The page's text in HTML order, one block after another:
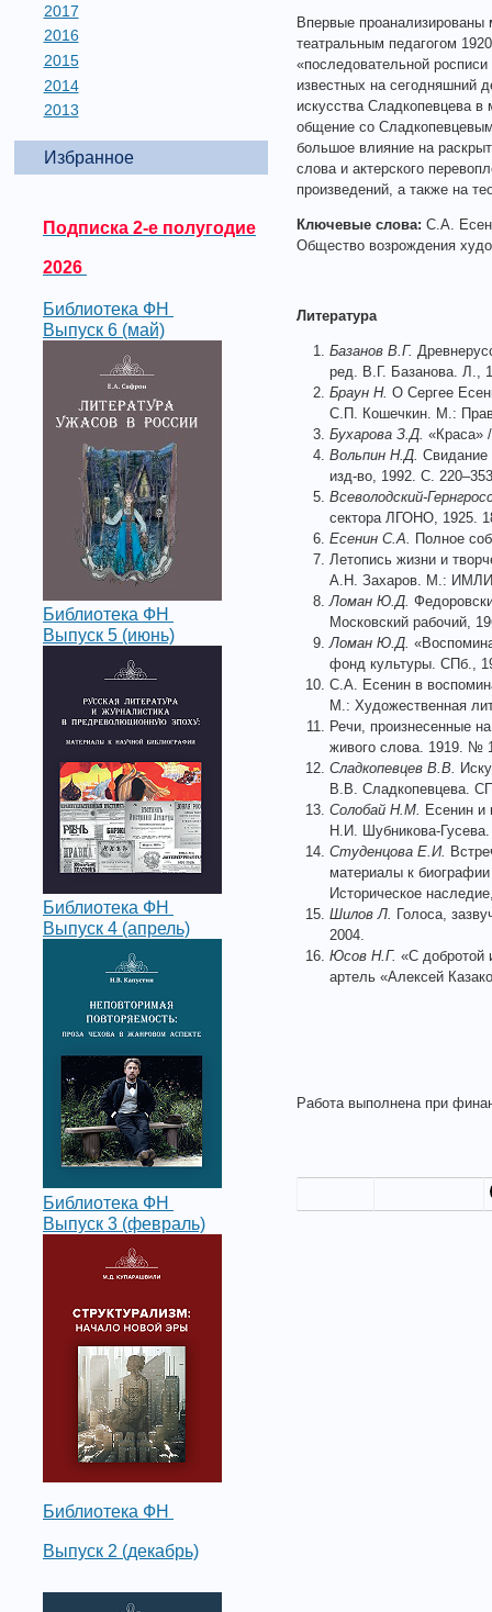
2017
2016
2015
2014
2013
Избранное
Подписка 2-е полугодие
2026
Библиотека ФН
Выпуск 6 (май)
Библиотека ФН
Выпуск 5 (июнь)
Библиотека ФН
Выпуск 4 (апрель)
Библиотека ФН
Выпуск 3 (февраль)
Библиотека ФН
Выпуск 2 (декабрь)
Впервые
театральным педагогом
«последовательной
известных на сегодняшний
искусства Сладкопевцева в
общение со
большое влияние на
слова и актерского
произведений, а также на
Ключевые слова: С.А.
Общество возрождения
Литература
Базанов В.Г.
ред. В.Г. Базанова. Л.,
Браун Н. О Сергее
С.П. Кошечкин. М.:
Бухарова З.Д. «Краса»
Вольпин Н.Д. Свидание
изд-во, 1992. С.
Всеволодский-
сектора ЛГОНО, 1925.
Есенин С.А. Полное
Летопись жизни и
А.Н. Захаров. М.: ИМЛИ
Ломан Ю.Д.
Московский рабочий,
Ломан Ю.Д.
фонд культуры. СПб.,
С.А. Есенин в
М.: Художественная
Речи, произнесенные
живого слова. 1919. №
Сладкопевцев В.В.
В.В. Сладкопевцева.
Солобай Н.М. Есенин и
Н.И. Шубникова-
Студенцова Е.И.
материалы к
Историческое
Шилов Л. Голоса,
2004.
Юсов Н.Г. «С добротой
артель «Алексей
Работа выполнена при